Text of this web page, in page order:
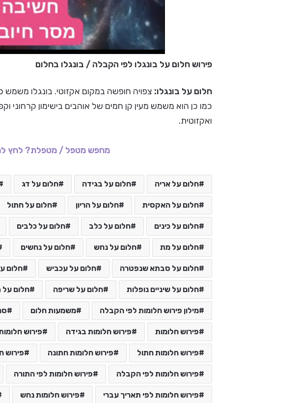
פירוש חלום על בונגלו לפי הקבלה / בונגלו בחלום
חלום על בונגלו: צפויה חופשה במקום אקזוטי. בונגלו משמש
כמו כן הוא משמש מעין קן חמים של אוהבים בישימון קרחוני
ואקזוטית.
מחפש מטפל / מטפלת? לחץ
חלום על אריה חלום על בגידה חלום על דג
חלום על האקסית חלום על הריון חלום על חתול
חלום על כינים חלום על כלב חלום על כלבים
חלום על מת חלום על נחש חלום על נחשים
חלום על סבתא שנפטרה חלום על עכביש חלום
חלום על שיניים נופלות חלום על שריפה חלום על
מילון פירוש חלומות לפי הקבלה משמעות חלום
פירוש חלומות פירוש חלומות בגידה פירוש חלומות
פירוש חלומות חתול פירוש חלומות חתונה פירוש
פירוש חלומות לפי הקבלה פירוש חלומות לפי התורה
פירוש חלומות לפי תאריך עברי פירוש חלומות נחש